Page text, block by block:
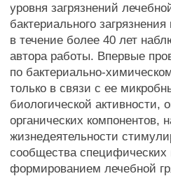
уровня загрязнений
бактериального
в течение более 40 лет
автора работы. Впервые
по бактериально-
только в связи с ее
биологической
органических компонентов,
жизнедеятельности
сообщества специфических
формированием лечебной